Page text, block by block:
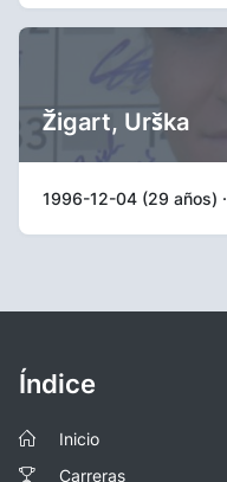
Žigart, Urška
1996-12-04 (29 años) ·
Índice
Inicio
Carreras